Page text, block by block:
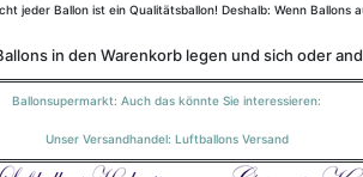
jeder Ballon ist ein Qualitätsballon! Deshalb: Wenn Ballons
in den Warenkorb legen und sich oder
Ballonsupermarkt: Auch das könnte Sie interessieren:
Unser Versandhandel: Luftballons Versand